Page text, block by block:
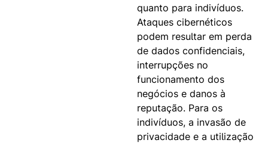
quanto para indivíduos.
Ataques cibernéticos
podem resultar em perda
de dados confidenciais,
interrupções no
funcionamento dos
negócios e danos à
reputação. Para os
indivíduos, a invasão de
privacidade e a utilização